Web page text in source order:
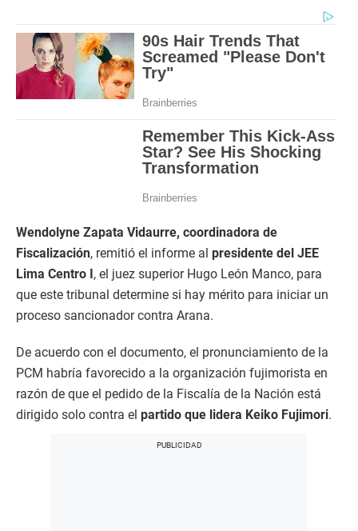
Wendolyne Zapata Vidaurre, coordinadora de
Fiscalización, remitió el informe al presidente del JEE
Lima Centro I , el juez superior Hugo León Manco, para
que este tribunal determine si hay mérito para iniciar un
proceso sancionador contra Arana.
De acuerdo con el documento, el pronunciamiento de la
PCM habría favorecido a la organización fujimorista en
razón de que el pedido de la Fiscalía de la Nación está
dirigido solo contra el partido que lidera Keiko Fujimori.